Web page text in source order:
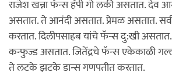
राजेश खन्ना फॅन्स हॅपी गो लकी असतात. देव
असतात. ते आनंदी असतात. प्रेमळ असतात. सर्व
करतात. दिलीपसाहब यांचे फॅन्स दु:खी
कन्फुज्ड असतात. जितेंद्रचे फॅन्स एकेकाळी
ते लटके झटके डान्स गणपतीत करतात.